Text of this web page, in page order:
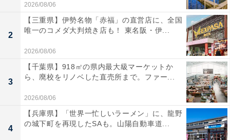
2026/08/06
2
【三重県】伊勢名物「赤福」の直営店に、全国
唯一のコメダ大判焼き店も！ 東名阪・伊...
2026/08/06
3
【千葉県】918㎡の県内最大級マーケットか
ら、廃校をリノベした直売所まで。ファー...
2026/08/06
4
【兵庫県】「世界一忙しいラーメン」に、龍野
の城下町を再現したSAも。山陽自動車道...